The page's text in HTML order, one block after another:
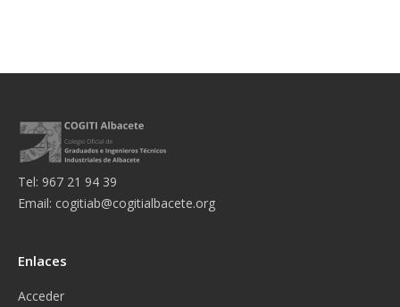
Tel: 967 21 94 39
Email: cogitiab@cogitialbacete.org
Enlaces
Acceder